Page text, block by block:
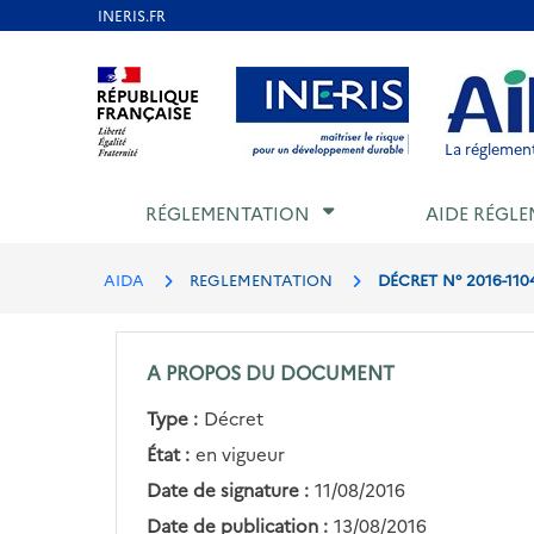
Aller au contenu Aller au menu Aller au
La
RÉGLEMENTATION AIDE
AIDA REGLEMENTATION DÉCRET N° 2016-
A PROPOS DU DOCUMENT
Type : Décret
État : en vigueur
Date de signature : 11/08/2016
Date de publication : 13/08/2016